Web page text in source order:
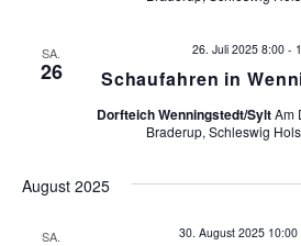
SA.
26 Schaufahren in
26. Juli 2025 8:00 -
Dorfteich Wenningstedt/SyltAm
Braderup, Schleswig
August 2025
SA. 30. August 2025 10:00